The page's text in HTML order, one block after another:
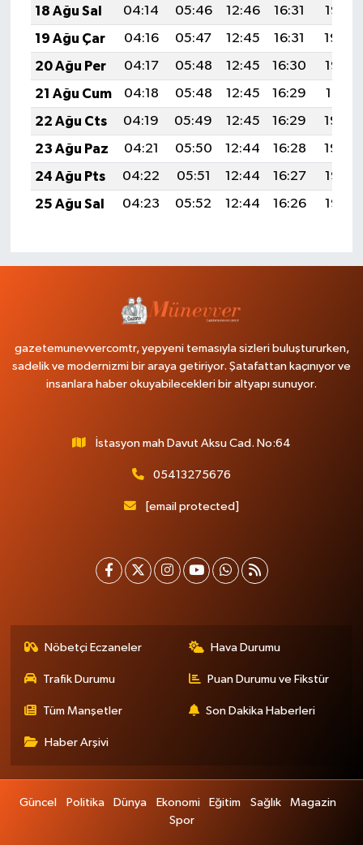
18 Ağu Sal
04:14 05:46 12:46 16:31
19:35
19 Ağu Çar
04:16 05:47 12:45 16:31
19:34
20 Ağu Per
04:17 05:48 12:45 16:30
19:33
21 Ağu Cum
04:18 05:48 12:45 16:29
19:31
22 Ağu Cts
04:19 05:49 12:45 16:29
19:30
23 Ağu Paz
04:21 05:50 12:44 16:28
19:29
24 Ağu Pts
04:22 05:51 12:44 16:27
19:27
25 Ağu Sal
04:23 05:52 12:44 16:26 19:26
gazetemunevvercomtr, yepyeni temasıyla sizleri buluştururken,
sadelik ve modernizmi bir araya getiriyor. Şatafattan kaçınıyor ve
insanlara haber okuyabilecekleri bir altyapı sunuyor.
İstasyon mah Davut Aksu Cad. No:64
05413275676
[email protected]
Nöbetçi Eczaneler Hava Durumu
Trafik Durumu Puan Durumu ve Fikstür
Tüm Manşetler Son Dakika Haberleri
Haber Arşivi
Güncel Politika Dünya Ekonomi Eğitim Sağlık
Magazin
Spor